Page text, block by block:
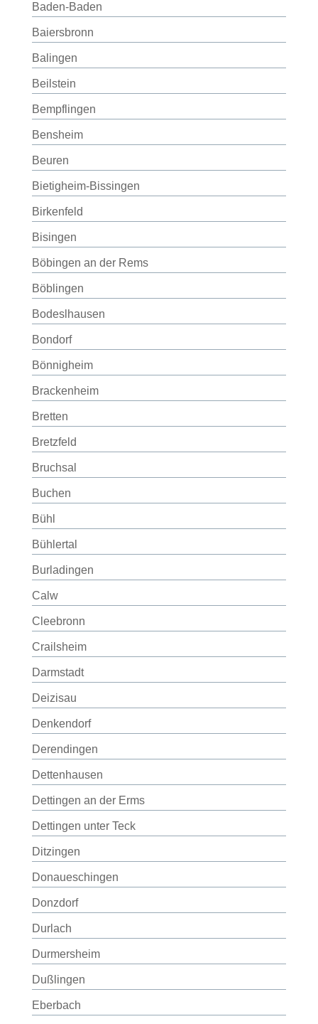
Baden-Baden
Baiersbronn
Balingen
Beilstein
Bempflingen
Bensheim
Beuren
Bietigheim-Bissingen
Birkenfeld
Bisingen
Böbingen an der Rems
Böblingen
Bodeslhausen
Bondorf
Bönnigheim
Brackenheim
Bretten
Bretzfeld
Bruchsal
Buchen
Bühl
Bühlertal
Burladingen
Calw
Cleebronn
Crailsheim
Darmstadt
Deizisau
Denkendorf
Derendingen
Dettenhausen
Dettingen an der Erms
Dettingen unter Teck
Ditzingen
Donaueschingen
Donzdorf
Durlach
Durmersheim
Dußlingen
Eberbach